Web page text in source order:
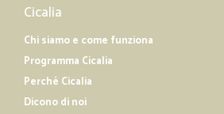
Cicalia
Chi siamo e come funziona
Programma Cicalia
Perché Cicalia
Dicono di noi